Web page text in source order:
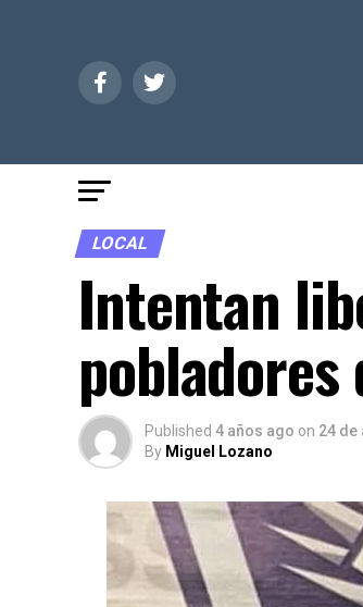
LOCAL
Intentan
pobladores
Published 4 años ago on 24 de
By Miguel Lozano